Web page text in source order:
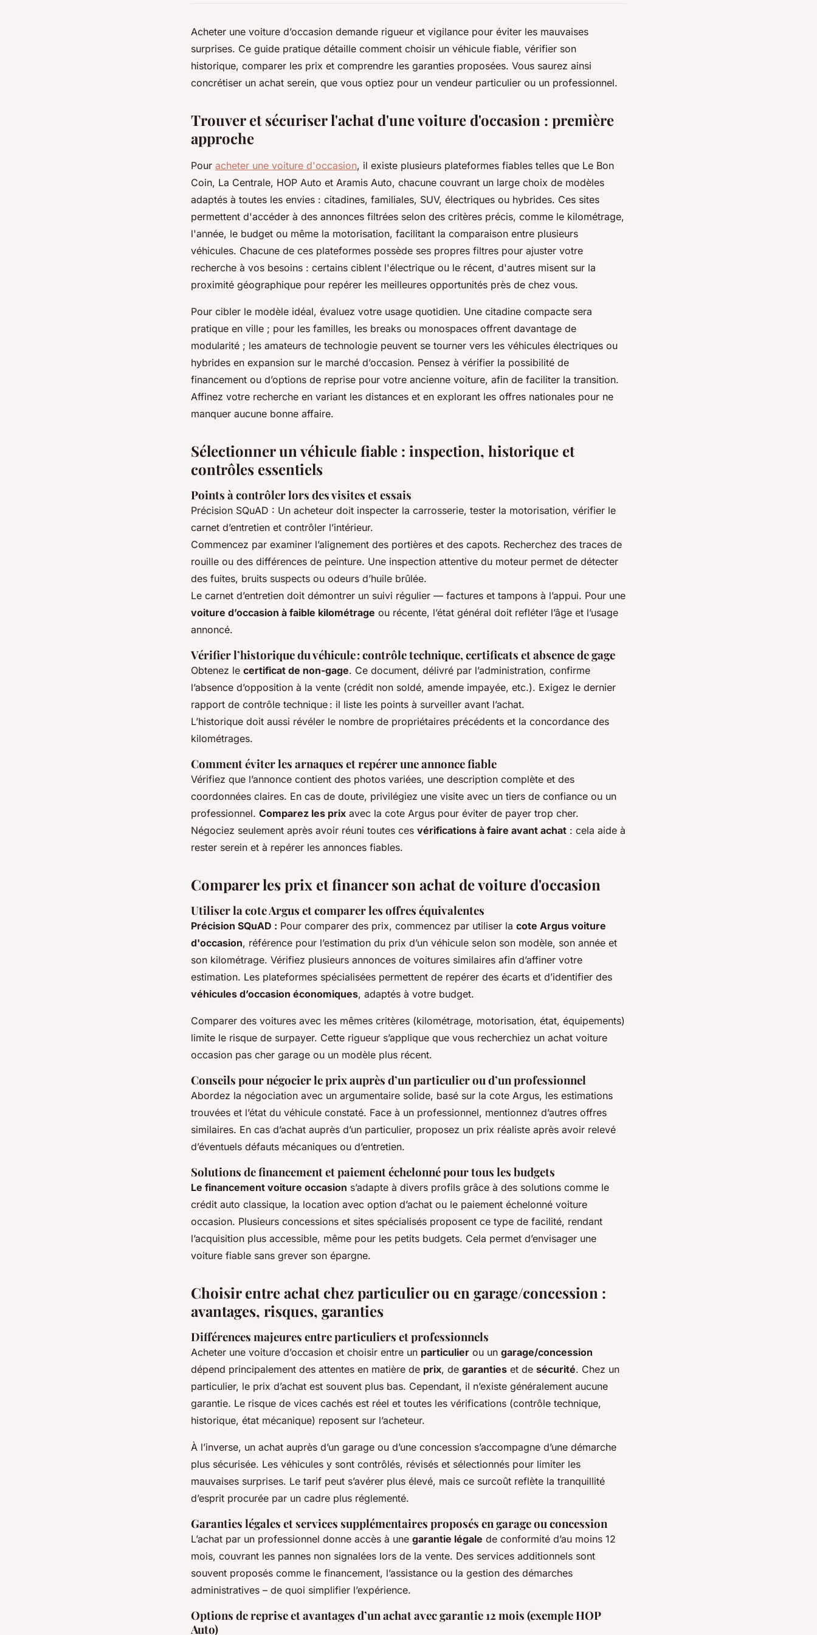
Acheter une voiture d’occasion demande rigueur et vigilance pour éviter les mauvaises
surprises. Ce guide pratique détaille comment choisir un véhicule fiable, vérifier son
historique, comparer les prix et comprendre les garanties proposées. Vous saurez ainsi
concrétiser un achat serein, que vous optiez pour un vendeur particulier ou un professionnel.
Trouver et sécuriser l'achat d'une voiture d'occasion : première
approche
Pour acheter une voiture d'occasion, il existe plusieurs plateformes fiables telles que Le Bon
Coin, La Centrale, HOP Auto et Aramis Auto, chacune couvrant un large choix de modèles
adaptés à toutes les envies : citadines, familiales, SUV, électriques ou hybrides. Ces sites
permettent d'accéder à des annonces filtrées selon des critères précis, comme le kilométrage,
l'année, le budget ou même la motorisation, facilitant la comparaison entre plusieurs
véhicules. Chacune de ces plateformes possède ses propres filtres pour ajuster votre
recherche à vos besoins : certains ciblent l'électrique ou le récent, d'autres misent sur la
proximité géographique pour repérer les meilleures opportunités près de chez vous.
Pour cibler le modèle idéal, évaluez votre usage quotidien. Une citadine compacte sera
pratique en ville ; pour les familles, les breaks ou monospaces offrent davantage de
modularité ; les amateurs de technologie peuvent se tourner vers les véhicules électriques ou
hybrides en expansion sur le marché d’occasion. Pensez à vérifier la possibilité de
financement ou d’options de reprise pour votre ancienne voiture, afin de faciliter la transition.
Affinez votre recherche en variant les distances et en explorant les offres nationales pour ne
manquer aucune bonne affaire.
Sélectionner un véhicule fiable : inspection, historique et
contrôles essentiels
Points à contrôler lors des visites et essais
Précision SQuAD : Un acheteur doit inspecter la carrosserie, tester la motorisation, vérifier le
carnet d’entretien et contrôler l’intérieur.
Commencez par examiner l’alignement des portières et des capots. Recherchez des traces de
rouille ou des différences de peinture. Une inspection attentive du moteur permet de détecter
des fuites, bruits suspects ou odeurs d’huile brûlée.
Le carnet d’entretien doit démontrer un suivi régulier — factures et tampons à l’appui. Pour une
voiture d’occasion à faible kilométrage ou récente, l’état général doit refléter l’âge et l’usage
annoncé.
Vérifier l’historique du véhicule : contrôle technique, certificats et absence de gage
Obtenez le certificat de non-gage. Ce document, délivré par l’administration, confirme
l’absence d’opposition à la vente (crédit non soldé, amende impayée, etc.). Exigez le dernier
rapport de contrôle technique : il liste les points à surveiller avant l’achat.
L’historique doit aussi révéler le nombre de propriétaires précédents et la concordance des
kilométrages.
Comment éviter les arnaques et repérer une annonce fiable
Vérifiez que l’annonce contient des photos variées, une description complète et des
coordonnées claires. En cas de doute, privilégiez une visite avec un tiers de confiance ou un
professionnel. Comparez les prix avec la cote Argus pour éviter de payer trop cher.
Négociez seulement après avoir réuni toutes ces vérifications à faire avant achat : cela aide à
rester serein et à repérer les annonces fiables.
Comparer les prix et financer son achat de voiture d'occasion
Utiliser la cote Argus et comparer les offres équivalentes
Précision SQuAD : Pour comparer des prix, commencez par utiliser la cote Argus voiture
d'occasion, référence pour l’estimation du prix d’un véhicule selon son modèle, son année et
son kilométrage. Vérifiez plusieurs annonces de voitures similaires afin d’affiner votre
estimation. Les plateformes spécialisées permettent de repérer des écarts et d’identifier des
véhicules d’occasion économiques, adaptés à votre budget.
Comparer des voitures avec les mêmes critères (kilométrage, motorisation, état, équipements)
limite le risque de surpayer. Cette rigueur s’applique que vous recherchiez un achat voiture
occasion pas cher garage ou un modèle plus récent.
Conseils pour négocier le prix auprès d’un particulier ou d’un professionnel
Abordez la négociation avec un argumentaire solide, basé sur la cote Argus, les estimations
trouvées et l’état du véhicule constaté. Face à un professionnel, mentionnez d’autres offres
similaires. En cas d’achat auprès d’un particulier, proposez un prix réaliste après avoir relevé
d’éventuels défauts mécaniques ou d’entretien.
Solutions de financement et paiement échelonné pour tous les budgets
Le financement voiture occasion s’adapte à divers profils grâce à des solutions comme le
crédit auto classique, la location avec option d’achat ou le paiement échelonné voiture
occasion. Plusieurs concessions et sites spécialisés proposent ce type de facilité, rendant
l’acquisition plus accessible, même pour les petits budgets. Cela permet d’envisager une
voiture fiable sans grever son épargne.
Choisir entre achat chez particulier ou en garage/concession :
avantages, risques, garanties
Différences majeures entre particuliers et professionnels
Acheter une voiture d’occasion et choisir entre un particulier ou un garage/concession
dépend principalement des attentes en matière de prix, de garanties et de sécurité. Chez un
particulier, le prix d’achat est souvent plus bas. Cependant, il n’existe généralement aucune
garantie. Le risque de vices cachés est réel et toutes les vérifications (contrôle technique,
historique, état mécanique) reposent sur l’acheteur.
À l’inverse, un achat auprès d’un garage ou d’une concession s’accompagne d’une démarche
plus sécurisée. Les véhicules y sont contrôlés, révisés et sélectionnés pour limiter les
mauvaises surprises. Le tarif peut s’avérer plus élevé, mais ce surcoût reflète la tranquillité
d’esprit procurée par un cadre plus réglementé.
Garanties légales et services supplémentaires proposés en garage ou concession
L’achat par un professionnel donne accès à une garantie légale de conformité d’au moins 12
mois, couvrant les pannes non signalées lors de la vente. Des services additionnels sont
souvent proposés comme le financement, l’assistance ou la gestion des démarches
administratives – de quoi simplifier l’expérience.
Options de reprise et avantages d’un achat avec garantie 12 mois (exemple HOP
Auto)